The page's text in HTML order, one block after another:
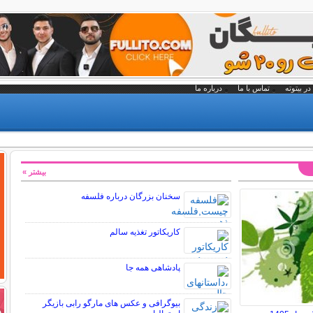
در بیتوته تماس با ما درباره ما
سخنان بزرگان درباره فلسفه
کاریکاتور تغذیه سالم
پادشاهی همه جا
بیوگرافی و عکس های مارگو رابی بازیگر
بیشتر »